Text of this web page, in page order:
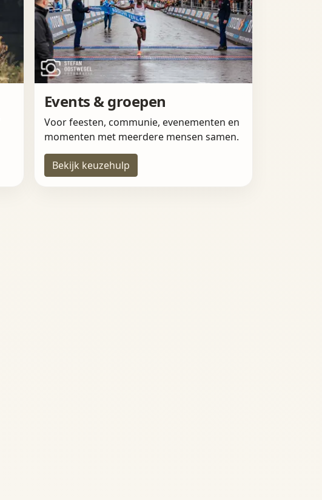
Events & groepen
Voor feesten, communie, evenementen en
momenten met meerdere mensen samen.
Bekijk keuzehulp